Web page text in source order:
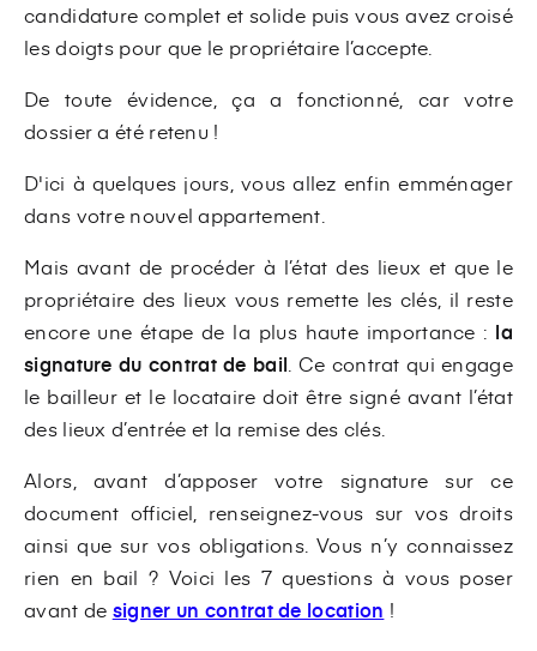
candidature complet et solide puis vous avez croisé
les doigts pour que le propriétaire l’accepte.
De toute évidence, ça a fonctionné, car votre
dossier a été retenu !
D'ici à quelques jours, vous allez enfin emménager
dans votre nouvel appartement.
Mais avant de procéder à l’état des lieux et que le
propriétaire des lieux vous remette les clés, il reste
encore une étape de la plus haute importance : la
signature du contrat de bail . Ce contrat qui engage
le bailleur et le locataire doit être signé avant l’état
des lieux d’entrée et la remise des clés.
Alors, avant d’apposer votre signature sur ce
document officiel, renseignez-vous sur vos droits
ainsi que sur vos obligations. Vous n’y connaissez
rien en bail ? Voici les 7 questions à vous poser
avant de signer un contrat de location !